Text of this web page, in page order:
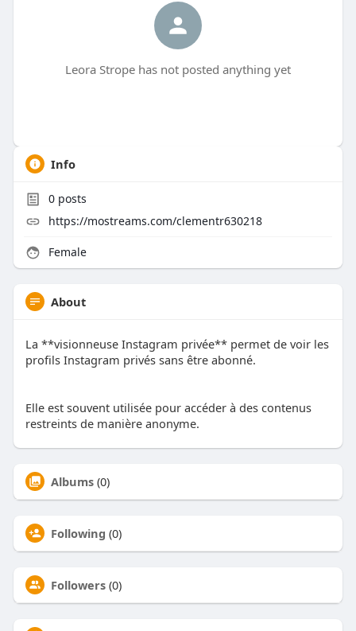
Leora Strope has not posted anything yet
Info
0posts
https://mostreams.com/clementr630218
Female
About
La **visionneuse Instagram privée** permet de voir les
profils Instagram privés sans être abonné.
Elle est souvent utilisée pour accéder à des contenus
restreints de manière anonyme.
Albums (0)
Following (0)
Followers (0)